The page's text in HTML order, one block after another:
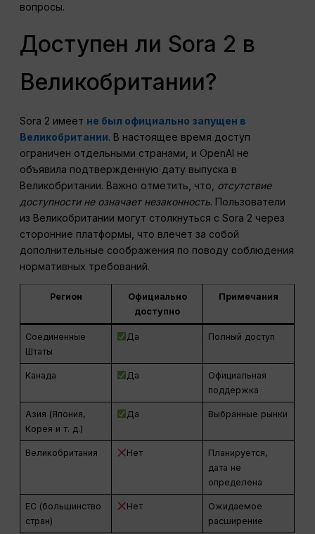
вопросы.
Доступен ли Sora 2 в
Великобритании?
Sora 2 имеет не был официально запущен в
Великобритании. В настоящее время доступ
ограничен отдельными странами, и OpenAI не
объявила подтвержденную дату выпуска в
Великобритании. Важно отметить, что, отсутствие
доступности не означает незаконность. Пользователи
из Великобритании могут столкнуться с Sora 2 через
сторонние платформы, что влечет за собой
дополнительные соображения по поводу соблюдения
нормативных требований.
Регион
Официально
доступно
Примечания
Соединенные
Штаты
Да Полный доступ
Канада Да
Официальная
поддержка
Азия (Япония,
Корея и т. д.)
Да Выбранные рынки
Великобритания Нет
Планируется,
дата не
определена
ЕС (большинство
стран)
Нет
Ожидаемое
расширение